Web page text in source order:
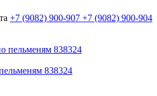
+7 (9082) 900-907 +7 (9082) 900-904
838324